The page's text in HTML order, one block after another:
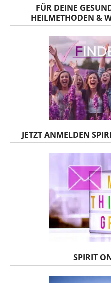
FÜR DEINE
HEILMETHODEN &
JETZT ANMELDEN
SPIRIT